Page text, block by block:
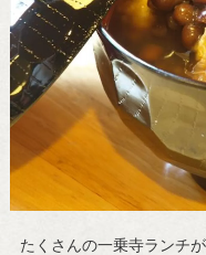
たくさんの一乗寺ランチ